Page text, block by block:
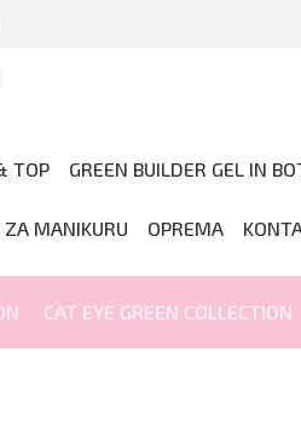
TOP GREEN BUILDER GEL IN
ZA MANIKURU OPREMA
CAT EYE GREEN COLLECTION